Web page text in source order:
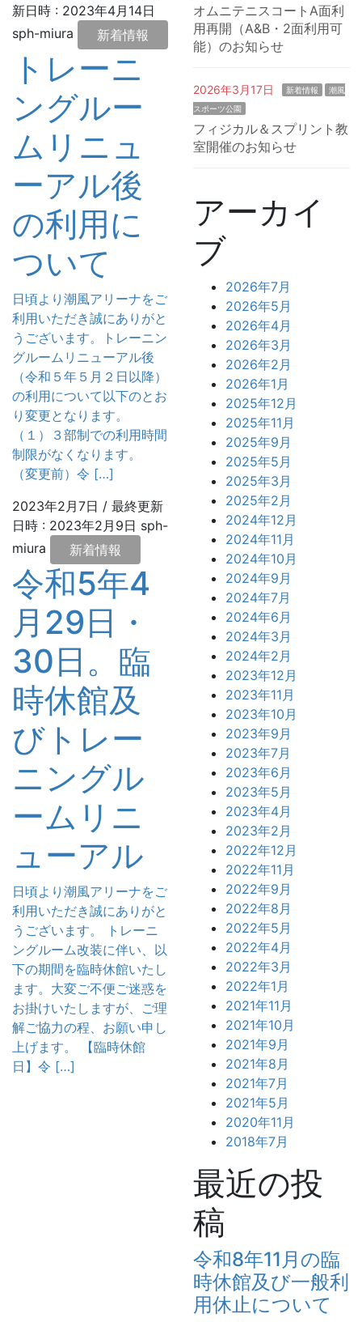
新日時 : 2023年4月14日
sph-miura
新着情報
トレーニ
ングルー
ムリニュ
ーアル後
の利用に
ついて
日頃より潮風アリーナをご
利用いただき誠にありがと
うございます。トレーニン
グルームリニューアル後
（令和５年５月２日以降）
の利用について以下のとお
り変更となります。
（１）３部制での利用時間
制限がなくなります。
（変更前）令 […]
2023年2月7日 / 最終更新
日時 : 2023年2月9日 sph-
miura
新着情報
令和5年4
月29日・
30日。臨
時休館及
びトレー
ニングル
ームリニ
ューアル
日頃より潮風アリーナをご
利用いただき誠にありがと
うございます。 トレーニ
ングルーム改装に伴い、以
下の期間を臨時休館いたし
ます。大変ご不便ご迷惑を
お掛けいたしますが、ご理
解ご協力の程、お願い申し
上げます。 【臨時休館
日】令 […]
オムニテニスコートA面利
用再開（A&B・2面利用可
能）のお知らせ
2026年3月17日 新着情報
潮風
スポーツ公園
フィジカル＆スプリント教
室開催のお知らせ
アーカイ
ブ
2026年7月
2026年5月
2026年4月
2026年3月
2026年2月
2026年1月
2025年12月
2025年11月
2025年9月
2025年5月
2025年3月
2025年2月
2024年12月
2024年11月
2024年10月
2024年9月
2024年7月
2024年6月
2024年3月
2024年2月
2023年12月
2023年11月
2023年10月
2023年9月
2023年7月
2023年6月
2023年5月
2023年4月
2023年2月
2022年12月
2022年11月
2022年9月
2022年8月
2022年5月
2022年4月
2022年3月
2022年1月
2021年11月
2021年10月
2021年9月
2021年8月
2021年7月
2021年5月
2020年11月
2018年7月
最近の投
稿
令和8年11月の臨
時休館及び一般利
用休止について